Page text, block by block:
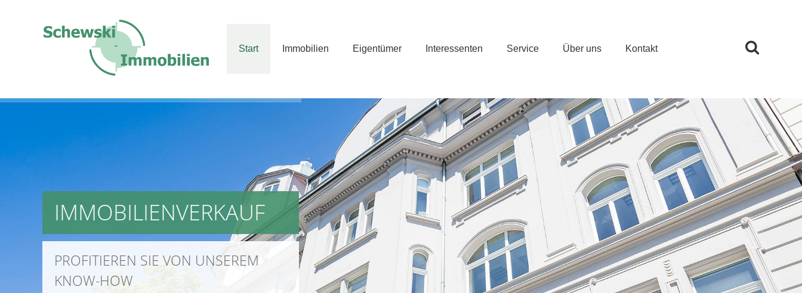
Start Immobilien Eigentümer Interessenten Service Über uns Kontakt
IMMOBILIENVERKAUF
PROFITIEREN SIE VON UNSEREM
KNOW-HOW